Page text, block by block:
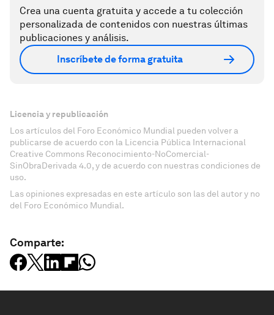
Crea una cuenta gratuita y accede a tu colección
personalizada de contenidos con nuestras últimas
publicaciones y análisis.
Inscríbete de forma gratuita
Licencia y republicación
Los artículos del Foro Económico Mundial pueden volver a
publicarse de acuerdo con la Licencia Pública Internacional
Creative Commons Reconocimiento-NoComercial-
SinObraDerivada 4.0, y de acuerdo con nuestras condiciones de
uso.
Las opiniones expresadas en este artículo son las del autor y no
del Foro Económico Mundial.
Comparte: